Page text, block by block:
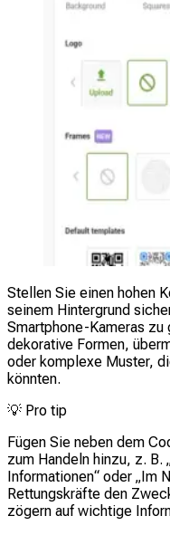
Stellen Sie einen hohen
seinem Hintergrund
Smartphone-Kameras
dekorative Formen,
oder komplexe Muster,
könnten.
💡 Pro tip
Fügen Sie neben dem
zum Handeln hinzu, z. B.
Informationen“ oder „Im
Rettungskräfte den
zögern auf wichtige